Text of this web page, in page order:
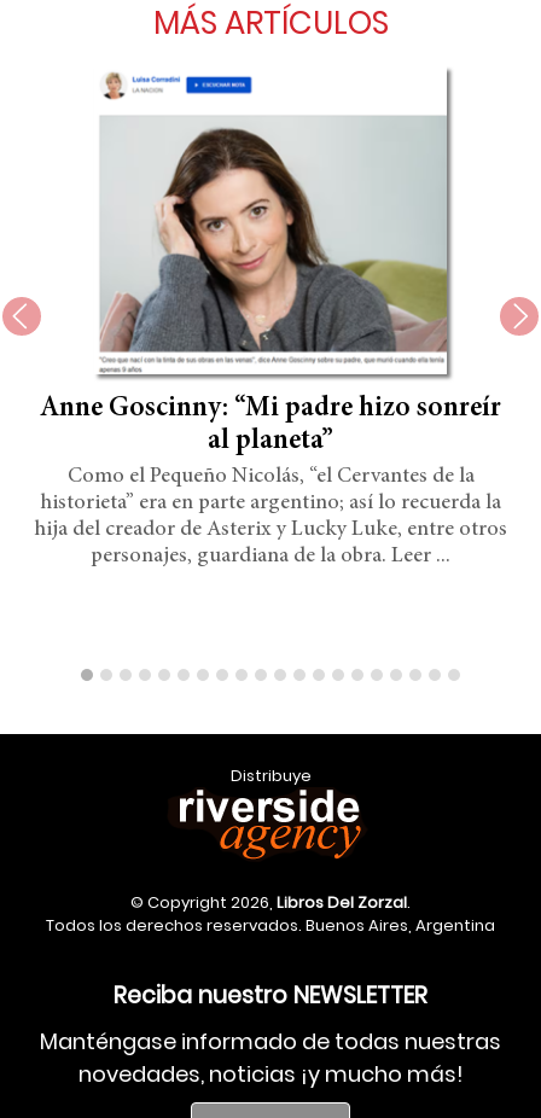
MÁS ARTÍCULOS
Anne Goscinny: “Mi padre hizo sonreír
al planeta”
Como el Pequeño Nicolás, “el Cervantes de la
historieta” era en parte argentino; así lo recuerda la
hija del creador de Asterix y Lucky Luke, entre otros
personajes, guardiana de la obra. Leer ...
Distribuye
© Copyright 2026, Libros Del Zorzal.
Todos los derechos reservados. Buenos Aires, Argentina
Reciba nuestro NEWSLETTER
Manténgase informado de todas nuestras
novedades, noticias ¡y mucho más!